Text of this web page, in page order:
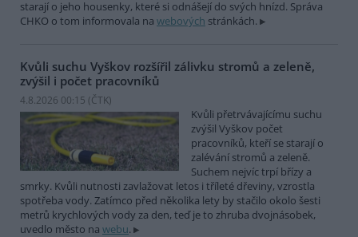
starají o jeho housenky, které si odnášejí do svých hnízd. Správa
CHKO o tom informovala na webových stránkách.
Kvůli suchu Vyškov rozšířil zálivku stromů a zeleně,
zvýšil i počet pracovníků
4.8.2026 00:15 (ČTK)
Kvůli přetrvávajícímu suchu
zvýšil Vyškov počet
pracovníků, kteří se starají o
zalévání stromů a zeleně.
Suchem nejvíc trpí břízy a
smrky. Kvůli nutnosti zavlažovat letos i tříleté dřeviny, vzrostla
spotřeba vody. Zatímco před několika lety by stačilo okolo šesti
metrů krychlových vody za den, teď je to zhruba dvojnásobek,
uvedlo město na webu.